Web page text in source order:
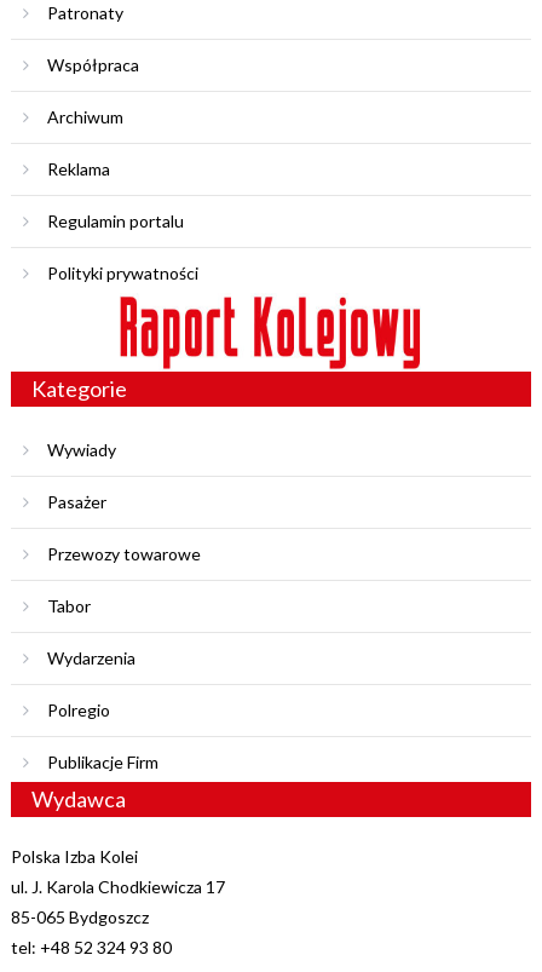
Patronaty
Współpraca
Archiwum
Reklama
Regulamin portalu
Polityki prywatności
Kategorie
Wywiady
Pasażer
Przewozy towarowe
Tabor
Wydarzenia
Polregio
Publikacje Firm
Wydawca
Polska Izba Kolei
ul. J. Karola Chodkiewicza 17
85-065 Bydgoszcz
tel: +48 52 324 93 80